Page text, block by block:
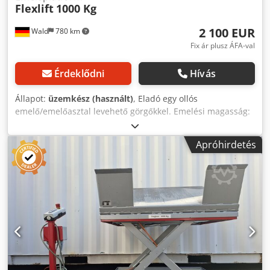
Wald 780 km
Flexlift 1000 Kg
2 100 EUR
Fix ár plusz ÁFA-val
Érdeklődni Hívás
Állapot: üzemkész (használt), Eladó egy ollós
emelő/emelőasztal levehető görgőkkel. Emelési magasság:
max. padlótól a felső élig (görgő) kb. 1250mm max. padlótól
a felső széléig (asztal) kb. 1150 mm Alsó magasság: A
padlótól a felső széléig (görgő) kb. 400 mm A padlótól az
asztal felső széléig (asztal) kb. 300 mm Hossz: kb. 2250mm
Szélesség: kb. 800mm Terhelés:1000 kg Djdpfxjhqmivs Ad
Sock Saját tömeg kb. 850 kg Az asztalon van egy biztonsági
kikapcsolás. Műszaki adatok lásd a képeket. Ha bármilyen
kérdése van, kérjük, forduljon hozzánk bizalommal
telefonon. A cégnevek és védjegyek a tulajdonosok
tulajdonát képezik, és kizárólag a termékek azonosítására
és leírására szolgálnak. A gép/készülék telepítését és
elektromos csatlakoztatását képzett szakembernek kell
Apróhirdetés